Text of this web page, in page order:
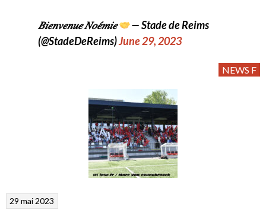
𝐵𝑖𝑒𝑛𝑣𝑒𝑛𝑢𝑒 𝑁𝑜𝑒́𝑚𝑖𝑒
— Stade de Reims
(@StadeDeReims)June 29, 2023
NEWS F
29 mai 2023